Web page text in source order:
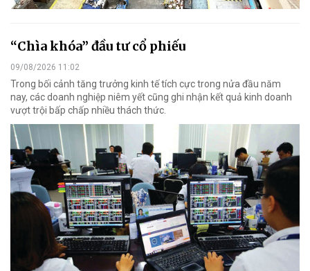
“Chìa khóa” đầu tư cổ phiếu
09/08/2026 11:02
Trong bối cảnh tăng trưởng kinh tế tích cực trong nửa đầu năm
nay, các doanh nghiệp niêm yết cũng ghi nhận kết quả kinh doanh
vượt trội bấp chấp nhiều thách thức.